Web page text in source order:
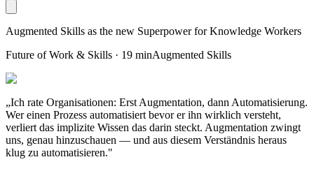
Augmented Skills as the new Superpower for Knowledge Workers
Future of Work & Skills · 19 minAugmented Skills
„Ich rate Organisationen: Erst Augmentation, dann Automatisierung.
Wer einen Prozess automatisiert bevor er ihn wirklich versteht,
verliert das implizite Wissen das darin steckt. Augmentation zwingt
uns, genau hinzuschauen — und aus diesem Verständnis heraus
klug zu automatisieren."